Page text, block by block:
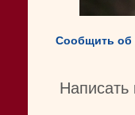
Сообщить об
Написать